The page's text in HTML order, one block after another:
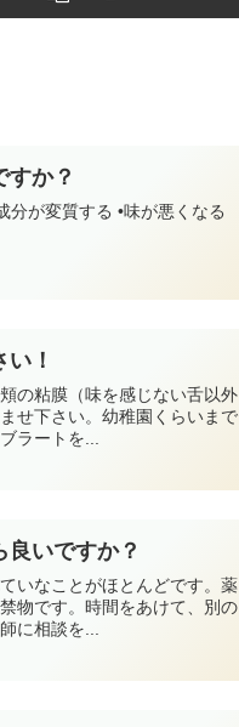
すか？
が変質する •味が悪くなる
！
の粘膜（味を感じない舌以外
せ下さい。幼稚園くらいまで
ラートを...
いですか？
いなことがほとんどです。薬
物です。時間をあけて、別の
に相談を...